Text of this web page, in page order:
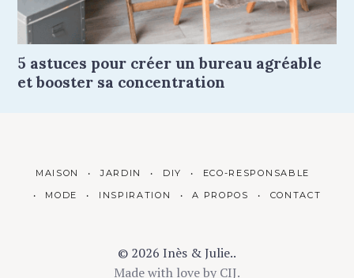
5 astuces pour créer un bureau agréable
et booster sa concentration
MAISON JARDIN DIY ECO-RESPONSABLE
MODE INSPIRATION A PROPOS CONTACT
© 2026 Inès & Julie..
Made with love by CIJ.